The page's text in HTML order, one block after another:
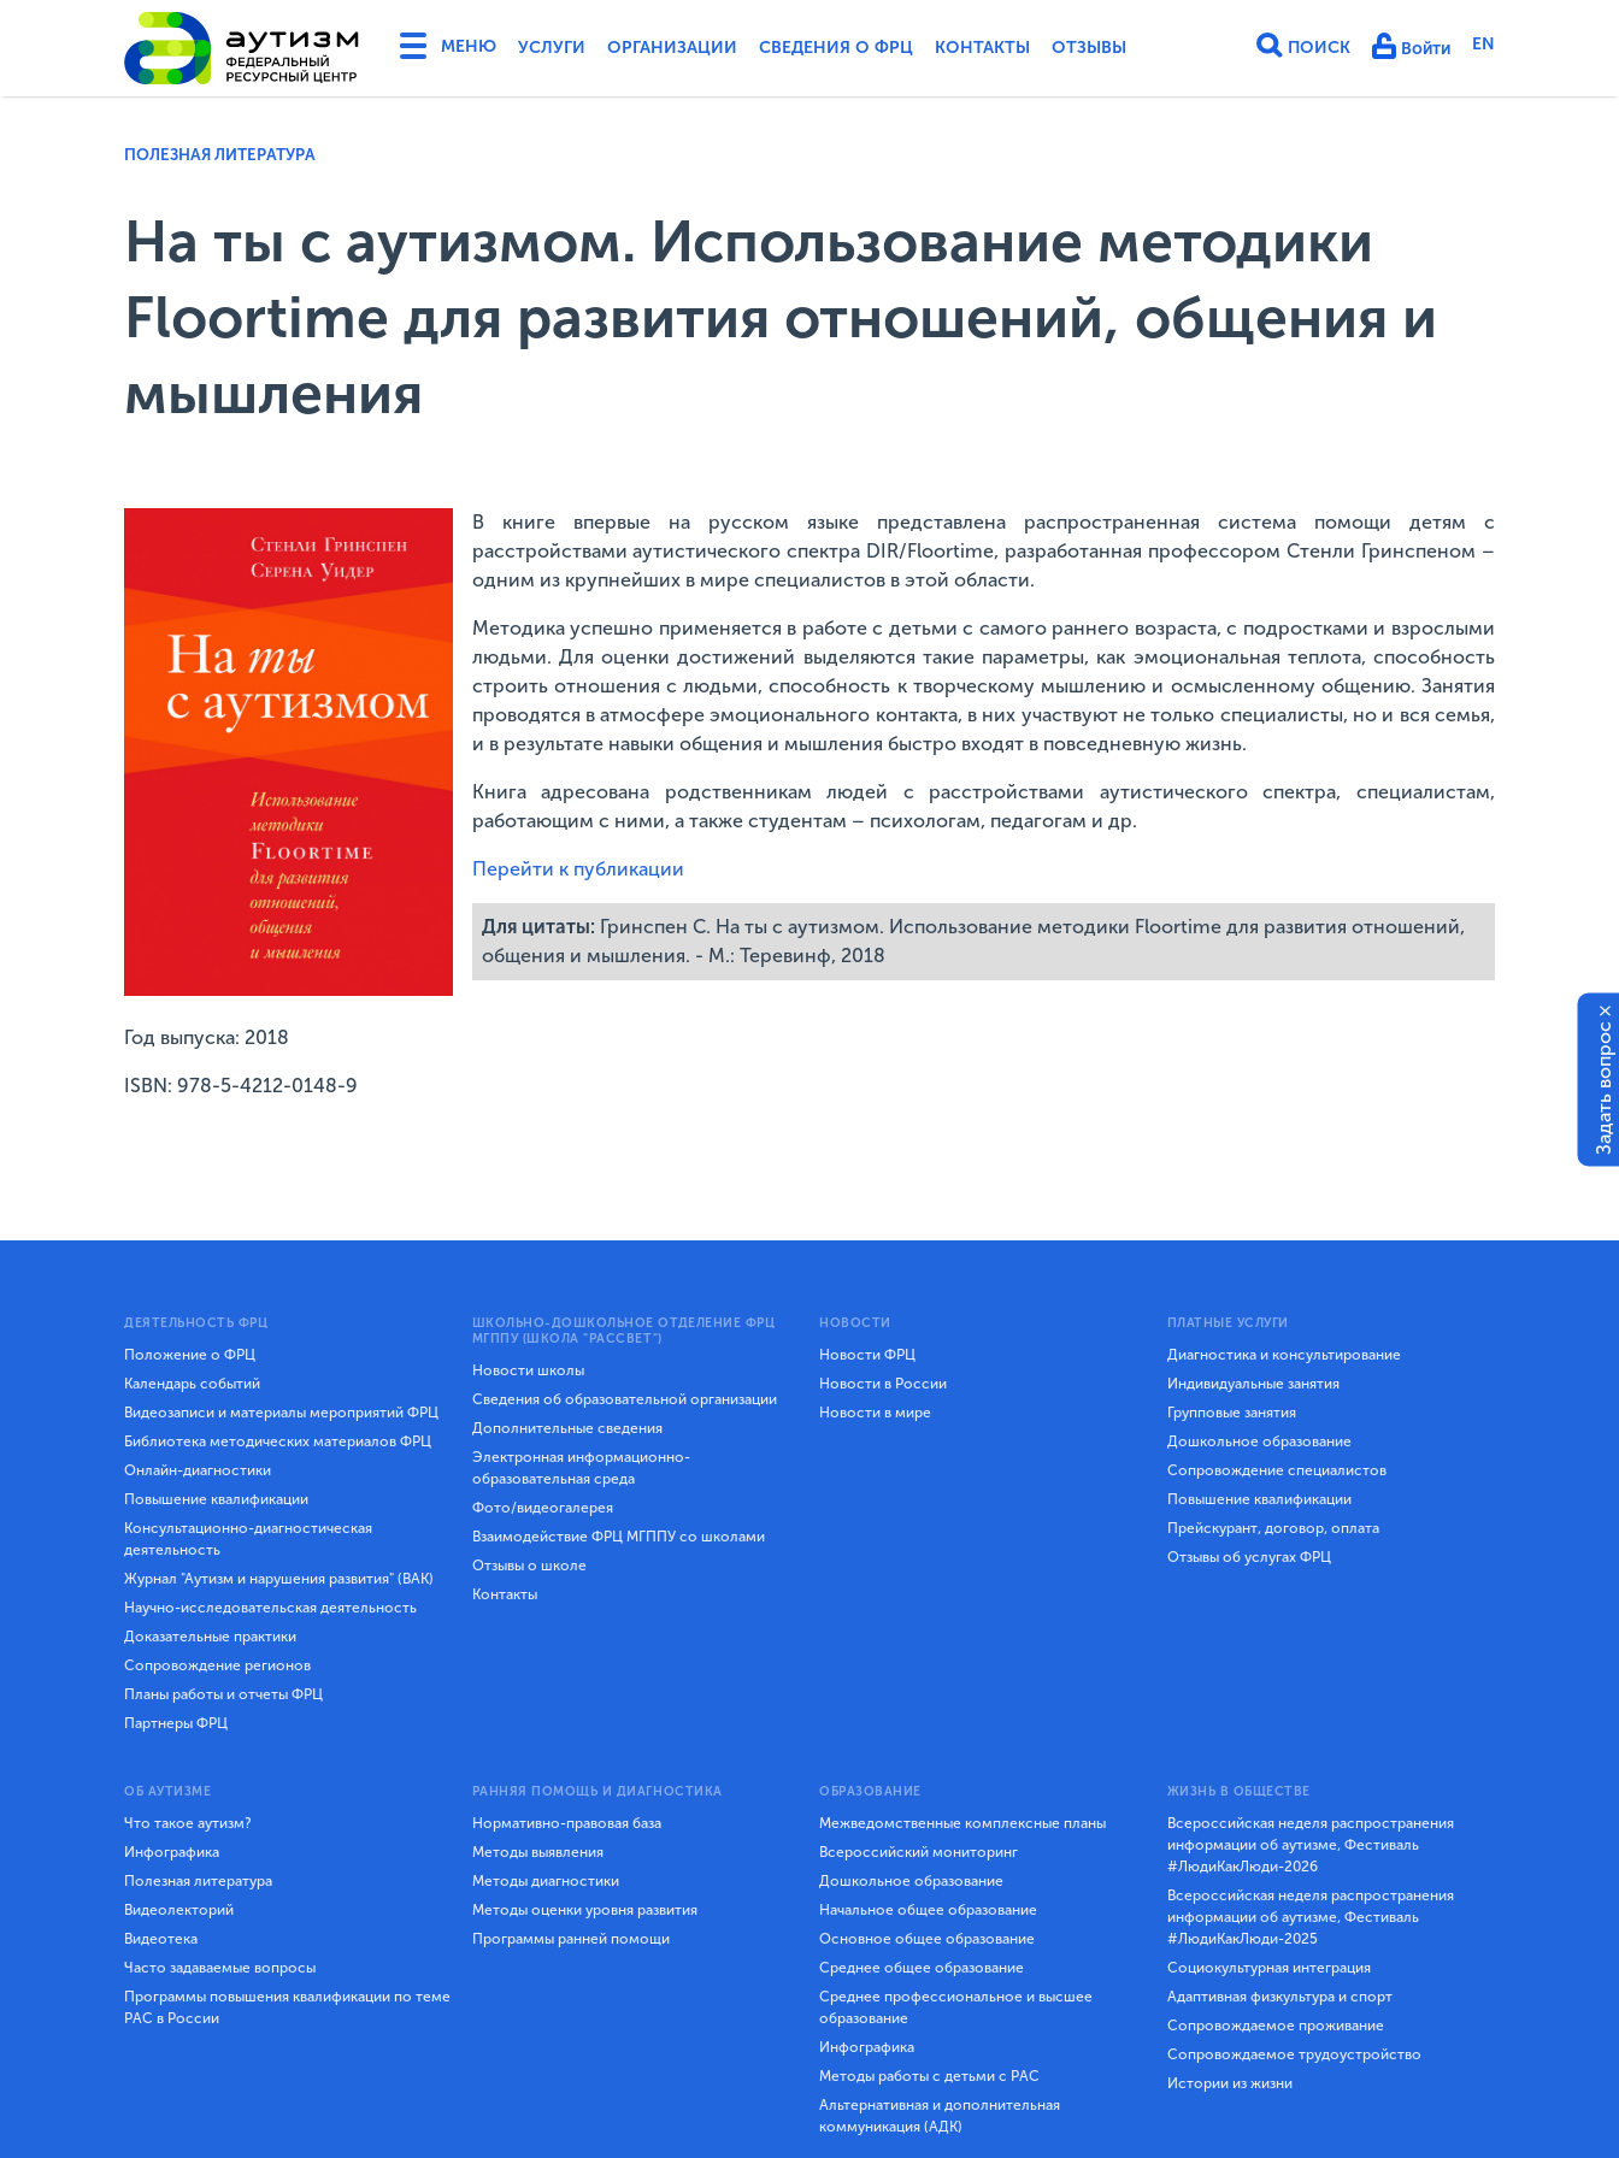
УСЛУГИ ОРГАНИЗАЦИИ СВЕДЕНИЯ О ФРЦ КОНТАКТЫ ОТЗЫВЫ ПОИСК Войти EN
ПОЛЕЗНАЯ ЛИТЕРАТУРА
На ты с аутизмом. Использование методики
Floortime для развития отношений, общения и
мышления
Год выпуска: 2018
ISBN: 978-5-4212-0148-9
В книге впервые на русском языке представлена распространенная система помощи детям с
расстройствами аутистического спектра DIR/Floortime, разработанная профессором Стенли Гринспеном –
одним из крупнейших в мире специалистов в этой области.
Методика успешно применяется в работе с детьми с самого раннего возраста, с подростками и взрослыми
людьми. Для оценки достижений выделяются такие параметры, как эмоциональная теплота, способность
строить отношения с людьми, способность к творческому мышлению и осмысленному общению. Занятия
проводятся в атмосфере эмоционального контакта, в них участвуют не только специалисты, но и вся семья,
и в результате навыки общения и мышления быстро входят в повседневную жизнь.
Книга адресована родственникам людей с расстройствами аутистического спектра, специалистам,
работающим с ними, а также студентам – психологам, педагогам и др.
Перейти к публикации
Для цитаты: Гринспен С. На ты с аутизмом. Использование методики Floortime для развития отношений,
общения и мышления. - М.: Теревинф, 2018
ДЕЯТЕЛЬНОСТЬ ФРЦ
Положение о ФРЦ
Календарь событий
Видеозаписи и материалы мероприятий ФРЦ
Библиотека методических материалов ФРЦ
Онлайн-диагностики
Повышение квалификации
Консультационно-диагностическая
деятельность
Журнал "Аутизм и нарушения развития" (ВАК)
Научно-исследовательская деятельность
Доказательные практики
Сопровождение регионов
Планы работы и отчеты ФРЦ
Партнеры ФРЦ
ШКОЛЬНО-ДОШКОЛЬНОЕ ОТДЕЛЕНИЕ ФРЦ
МГППУ (ШКОЛА "РАССВЕТ")
Новости школы
Сведения об образовательной организации
Дополнительные сведения
Электронная информационно-
образовательная среда
Фото/видеогалерея
Взаимодействие ФРЦ МГППУ со школами
Отзывы о школе
Контакты
НОВОСТИ
Новости ФРЦ
Новости в России
Новости в мире
ПЛАТНЫЕ УСЛУГИ
Диагностика и консультирование
Индивидуальные занятия
Групповые занятия
Дошкольное образование
Сопровождение специалистов
Повышение квалификации
Прейскурант, договор, оплата
Отзывы об услугах ФРЦ
ОБ АУТИЗМЕ
Что такое аутизм?
Инфографика
Полезная литература
Видеолекторий
Видеотека
Часто задаваемые вопросы
Программы повышения квалификации по теме
РАС в России
РАННЯЯ ПОМОЩЬ И ДИАГНОСТИКА
Нормативно-правовая база
Методы выявления
Методы диагностики
Методы оценки уровня развития
Программы ранней помощи
ОБРАЗОВАНИЕ
Межведомственные комплексные планы
Всероссийский мониторинг
Дошкольное образование
Начальное общее образование
Основное общее образование
Среднее общее образование
Среднее профессиональное и высшее
образование
Инфографика
Методы работы с детьми с РАС
Альтернативная и дополнительная
коммуникация (АДК)
ЖИЗНЬ В ОБЩЕСТВЕ
Всероссийская неделя распространения
информации об аутизме, Фестиваль
#ЛюдиКакЛюди-2026
Всероссийская неделя распространения
информации об аутизме, Фестиваль
#ЛюдиКакЛюди-2025
Социокультурная интеграция
Адаптивная физкультура и спорт
Сопровождаемое проживание
Сопровождаемое трудоустройство
Истории из жизни
Задать вопрос
×